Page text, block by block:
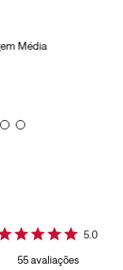
Média
5.0
55avaliações